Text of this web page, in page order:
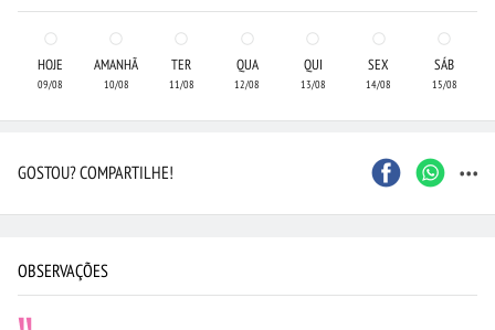
HOJE
09/08
AMANHÃ
10/08
TER
11/08
QUA
12/08
QUI
13/08
SEX
14/08
SÁB
15/08
GOSTOU? COMPARTILHE! ...
OBSERVAÇÕES